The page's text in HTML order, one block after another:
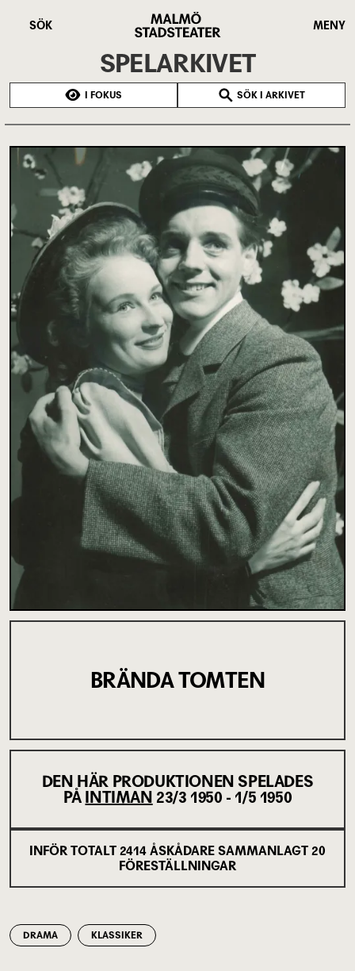
SÖK
Stadsteater
MENY
SPELARKIVET
I FOKUS SÖK I ARKIVET
BRÄNDA TOMTEN
DEN HÄR PRODUKTIONEN SPELADES
PÅ INTIMAN 23/3 1950 - 1/5 1950
INFÖR TOTALT 2414 ÅSKÅDARE SAMMANLAGT 20
FÖRESTÄLLNINGAR
DRAMA KLASSIKER